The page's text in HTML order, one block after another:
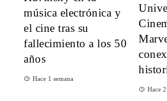
música electrónica y
el cine tras su
fallecimiento a los 50
años
Hace 1 semana
Hace 2